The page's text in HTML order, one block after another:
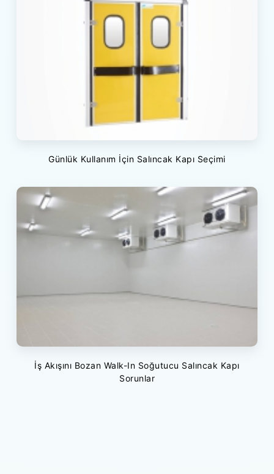
Günlük Kullanım İçin Salıncak Kapı Seçimi
İş Akışını Bozan Walk-In Soğutucu Salıncak Kapı
Sorunlar